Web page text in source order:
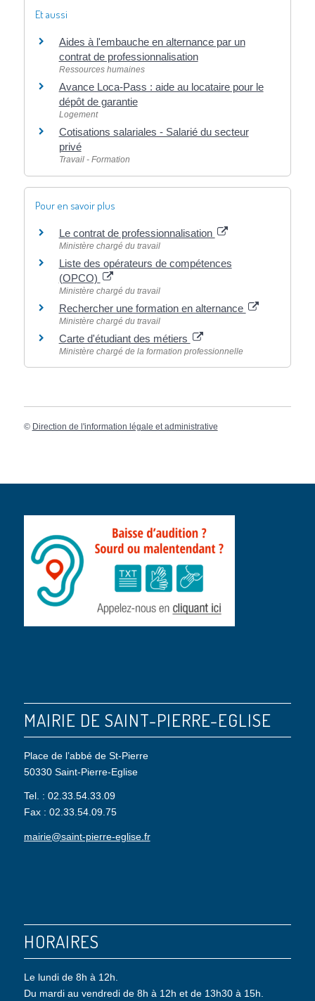
Et aussi
Aides à l'embauche en alternance par un
contrat de professionnalisation
Ressources humaines
Avance Loca-Pass : aide au locataire pour le
dépôt de garantie
Logement
Cotisations salariales - Salarié du secteur
privé
Travail - Formation
Pour en savoir plus
Le contrat de professionnalisation
Ministère chargé du travail
Liste des opérateurs de compétences
(OPCO)
Ministère chargé du travail
Rechercher une formation en alternance
Ministère chargé du travail
Carte d'étudiant des métiers
Ministère chargé de la formation professionnelle
© Direction de l'information légale et administrative
MAIRIE DE SAINT-PIERRE-EGLISE
Place de l’abbé de St-Pierre
50330 Saint-Pierre-Eglise
Tel. : 02.33.54.33.09
Fax : 02.33.54.09.75
mairie@saint-pierre-eglise.fr
HORAIRES
Le lundi de 8h à 12h.
Du mardi au vendredi de 8h à 12h et de 13h30 à 15h.